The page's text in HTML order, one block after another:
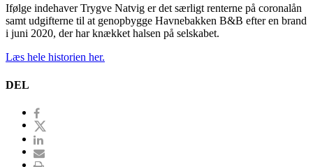
Ifølge indehaver Trygve Natvig er det særligt renterne på coronalån
samt udgifterne til at genopbygge Havnebakken B&B efter en brand
i juni 2020, der har knækket halsen på selskabet.
Læs hele historien her.
DEL